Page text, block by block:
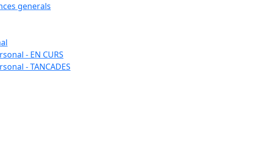
generals
- EN CURS
- TANCADES